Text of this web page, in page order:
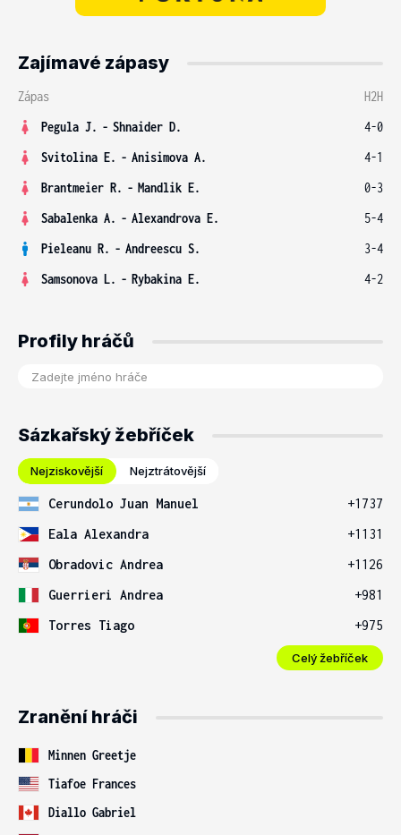
Zajímavé zápasy
Zápas
H2H
Pegula J. - Shnaider D.
4-0
Svitolina E. - Anisimova A.
4-1
Brantmeier R. - Mandlik E.
0-3
Sabalenka A. - Alexandrova E.
5-4
Pieleanu R. - Andreescu S.
3-4
Samsonova L. - Rybakina E. 4-2
Profily hráčů
Sázkařský žebříček
Nejziskovější Nejztrátovější
Cerundolo Juan Manuel
+1737
Eala Alexandra
+1131
Obradovic Andrea
+1126
Guerrieri Andrea
+981
Torres Tiago
+975
Celý žebříček
Zranění hráči
Minnen Greetje
Tiafoe Frances
Diallo Gabriel